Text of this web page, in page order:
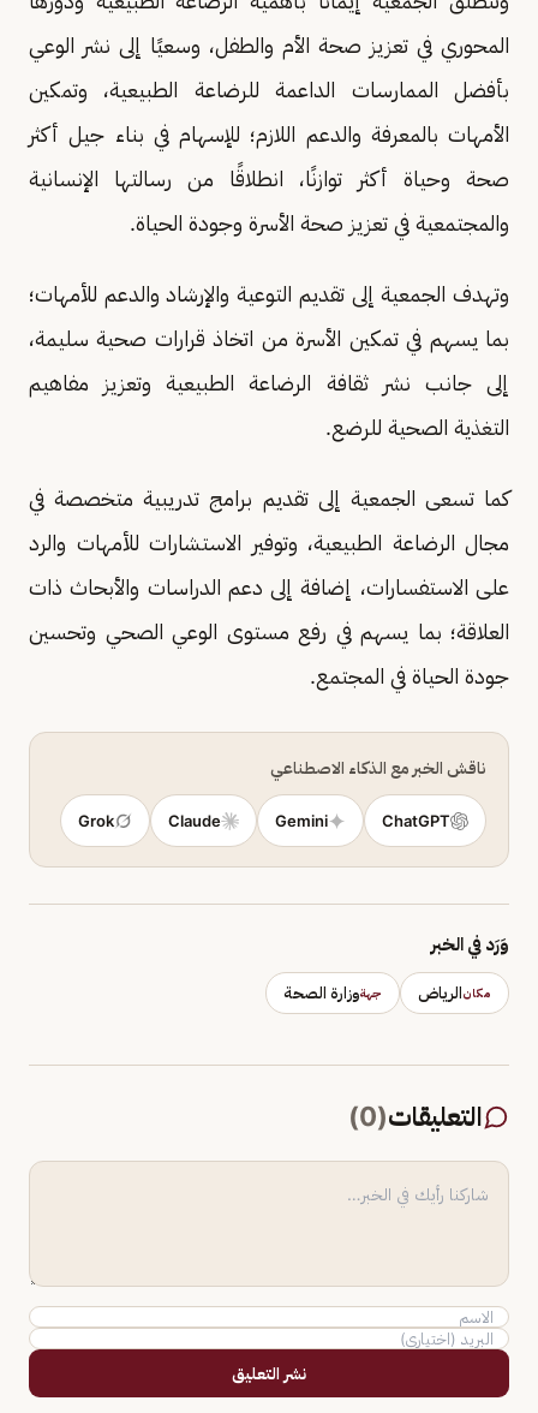
المحوري في تعزيز صحة الأم والطفل، وسعيًا إلى نشر الوعي
بأفضل الممارسات الداعمة للرضاعة الطبيعية، وتمكين
الأمهات بالمعرفة والدعم اللازم؛ للإسهام في بناء جيل أكثر
صحة وحياة أكثر توازنًا، انطلاقًا من رسالتها الإنسانية
والمجتمعية في تعزيز صحة الأسرة وجودة الحياة.
وتهدف الجمعية إلى تقديم التوعية والإرشاد والدعم للأمهات؛
بما يسهم في تمكين الأسرة من اتخاذ قرارات صحية سليمة،
إلى جانب نشر ثقافة الرضاعة الطبيعية وتعزيز مفاهيم
التغذية الصحية للرضع.
كما تسعى الجمعية إلى تقديم برامج تدريبية متخصصة في
مجال الرضاعة الطبيعية، وتوفير الاستشارات للأمهات والرد
على الاستفسارات، إضافة إلى دعم الدراسات والأبحاث ذات
العلاقة؛ بما يسهم في رفع مستوى الوعي الصحي وتحسين
جودة الحياة في المجتمع.
ناقش الخبر مع الذكاء الاصطناعي
ChatGPT
Gemini
Claude
Grok
وَرَد في الخبر
مكانالرياض جهةوزارة الصحة
التعليقات(
0
)
نشر التعليق